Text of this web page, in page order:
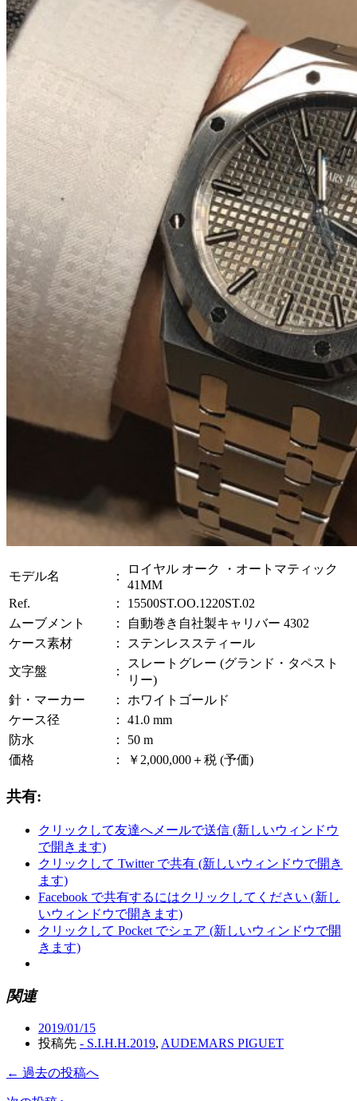
モデル名 ：
ロイヤル オーク ・オートマティック
41MM
Ref.
：
15500ST.OO.1220ST.02
ムーブメント
：
自動巻き自社製キャリバー 4302
ケース素材
： ステンレススティール
文字盤 ：
スレートグレー (グランド・タペスト
リー)
針・マーカー
：
ホワイトゴールド
ケース径
：
41.0 mm
防水
：
50 m
価格
： ￥2,000,000＋税 (予価)
共有:
クリックして友達へメールで送信 (新しいウィンドウ
で開きます)
クリックして Twitter で共有 (新しいウィンドウで開き
ます)
Facebook で共有するにはクリックしてください (新し
いウィンドウで開きます)
クリックして Pocket でシェア (新しいウィンドウで開
きます)
関連
2019/01/15
投稿先 - S.I.H.H.2019, AUDEMARS PIGUET
← 過去の投稿へ